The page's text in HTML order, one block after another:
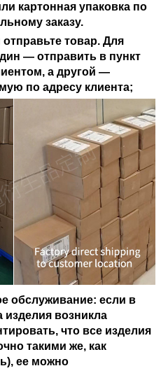
картонная упаковка по
заказу.
товар. Для
— отправить в пункт
а другой —
по адресу клиента;
обслуживание: если в
изделия возникла
что все изделия
такими же, как
ее можно